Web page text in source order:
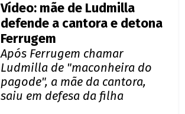
Vídeo: mãe de Ludmilla
defende a cantora e detona
Ferrugem
Após Ferrugem chamar
Ludmilla de "maconheira do
pagode", a mãe da cantora,
saiu em defesa da filha